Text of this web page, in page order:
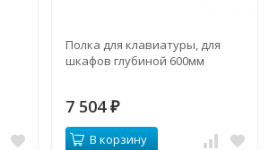
Полка для клавиатуры, для
шкафов глубиной 600мм
7 504 ₽
В корзину